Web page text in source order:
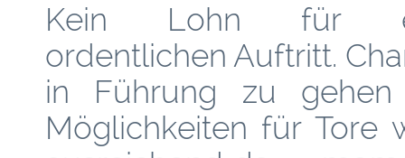
Kein Lohn für
ordentlichen Auftritt.
in Führung zu gehen
Möglichkeiten für Tore